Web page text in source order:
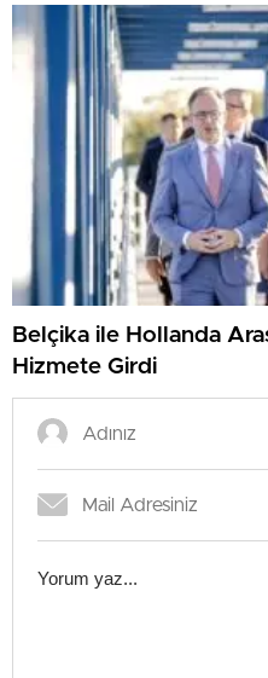
Belçika ile Hollanda
Hizmete Girdi